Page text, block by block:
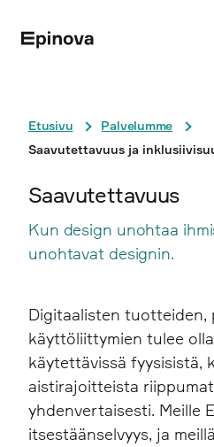
Etusivu
Palvelumme
Saavutettavuus ja
Saavutettavuus
Kun design unohtaa
unohtavat designin.
Digitaalisten tuotteiden,
käyttöliittymien tulee
käytettävissä fyysisistä,
aistirajoitteista
yhdenvertaisesti. Meille
itsestäänselvyys, ja